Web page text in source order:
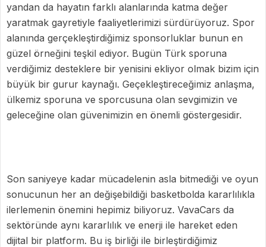
yandan da hayatın farklı alanlarında katma değer
yaratmak gayretiyle faaliyetlerimizi sürdürüyoruz. Spor
alanında gerçekleştirdiğimiz sponsorluklar bunun en
güzel örneğini teşkil ediyor. Bugün Türk sporuna
verdiğimiz desteklere bir yenisini ekliyor olmak bizim için
büyük bir gurur kaynağı. Geçekleştireceğimiz anlaşma,
ülkemiz sporuna ve sporcusuna olan sevgimizin ve
geleceğine olan güvenimizin en önemli göstergesidir.
Son saniyeye kadar mücadelenin asla bitmediği ve oyun
sonucunun her an değişebildiği basketbolda kararlılıkla
ilerlemenin önemini hepimiz biliyoruz. VavaCars da
sektöründe aynı kararlılık ve enerji ile hareket eden
dijital bir platform. Bu iş birliği ile birleştirdiğimiz